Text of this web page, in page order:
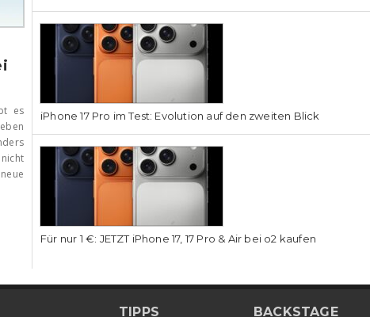
es
iPhone 17 Pro im Test: Evolution auf den zweiten Blick
Für nur 1 €: JETZT iPhone 17, 17 Pro & Air bei o2 kaufen
TIPPS BACKSTAGE